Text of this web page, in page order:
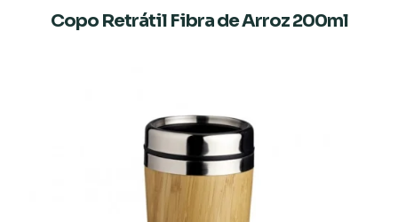
Copo Retrátil Fibra de Arroz 200ml